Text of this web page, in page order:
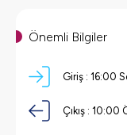
Önemli Bilgiler
Giriş : 16:00
Çıkış : 10:00